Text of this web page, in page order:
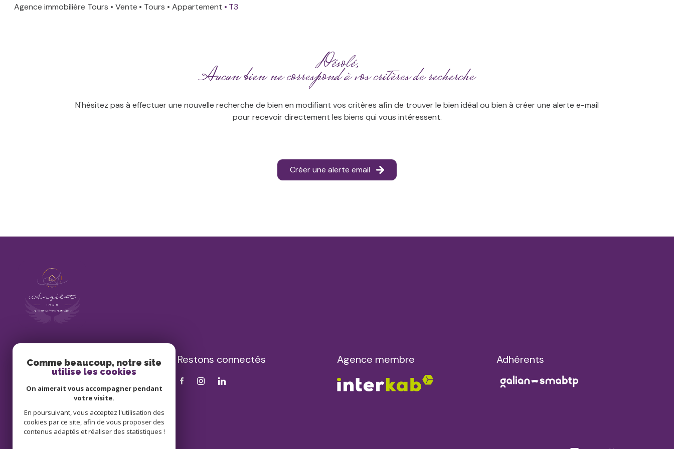
Venez à
anciens
Agence immobilière Tours Vente Tours Appartement T3
Désolé,
Aucun bien ne correspond à vos critères de recherche
N'hésitez pas à effectuer une nouvelle recherche de bien en modifiant vos critères afin de trouver le bien idéal ou bien à créer une alerte e-mail
pour recevoir directement les biens qui vous intéressent.
Créer une alerte email
Angélot Immo
contact@angelot-immo.fr
37510 Ballan-Miré
Restons connectés Agence membre Adhérents
Comme beaucoup, notre site
utilise les cookies
On aimerait vous accompagner pendant
votre visite.
En poursuivant, vous acceptez l'utilisation des
cookies par ce site, afin de vous proposer des
contenus adaptés et réaliser des statistiques !